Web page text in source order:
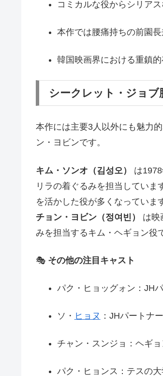
コミカルな役からシリア
本作では腰痛持ちの前園
韓国映画界における重鎮
シークレット・ジョ
本作には主要3人以外にも魅力
ン・ヨビンです。
キム・ソンオ（김성오）
は
リラの着ぐるみを担当してい
を活かした役が多くなっていま
チョン・ヨビン（정여빈）
は映
みを担当するキム・ヘギョン役
🎭 その他の注目キャスト
パク・ヒョッグォン：JH
ソ・ ヒョヌ ：JHパートナ
チャン・スンジョ：ヘギョ
パク・ヒョンス：テスの